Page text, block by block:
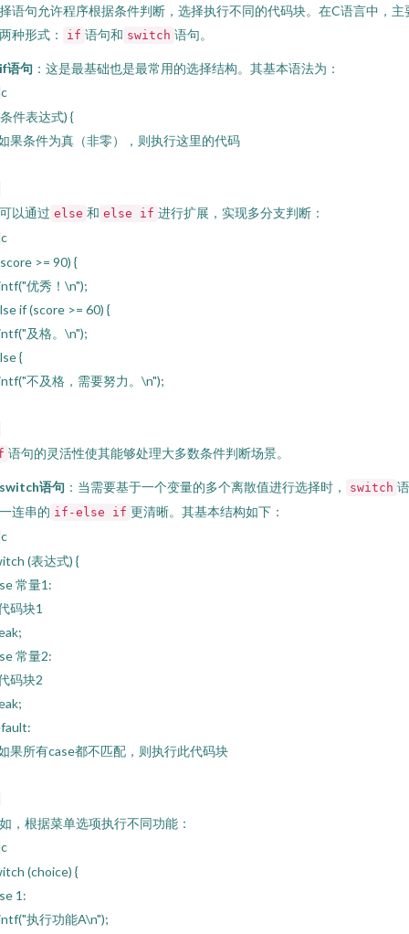
语句允许程序根据条件判断，选择执行不同的代码块。在C语言中，主
种形式：
if 语句和 switch 语句。
if语句 ：这是最基础也是最常用的选择结构。其基本语法为：
c
件表达式) {
果条件为真（非零），则执行这里的代码
以通过 else 和 else if 进行扩展，实现多分支判断：
c
>= 90) {
优秀！\n");
if (score >= 60) {
及格。\n");
{
不及格，需要努力。\n");
语句的灵活性使其能够处理大多数条件判断场景。
switch语句 ：当需要基于一个变量的多个离散值进行选择时， switch
连串的 if-else if 更清晰。其基本结构如下：
c
(表达式) {
常量1:
码块1
常量2:
码块2
果所有case都不匹配，则执行此代码块
，根据菜单选项执行不同功能：
c
(choice) {
1:
执行功能A\n");